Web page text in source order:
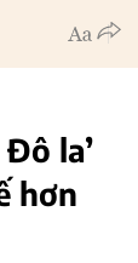
la’
hơn